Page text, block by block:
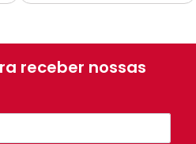
receber nossas